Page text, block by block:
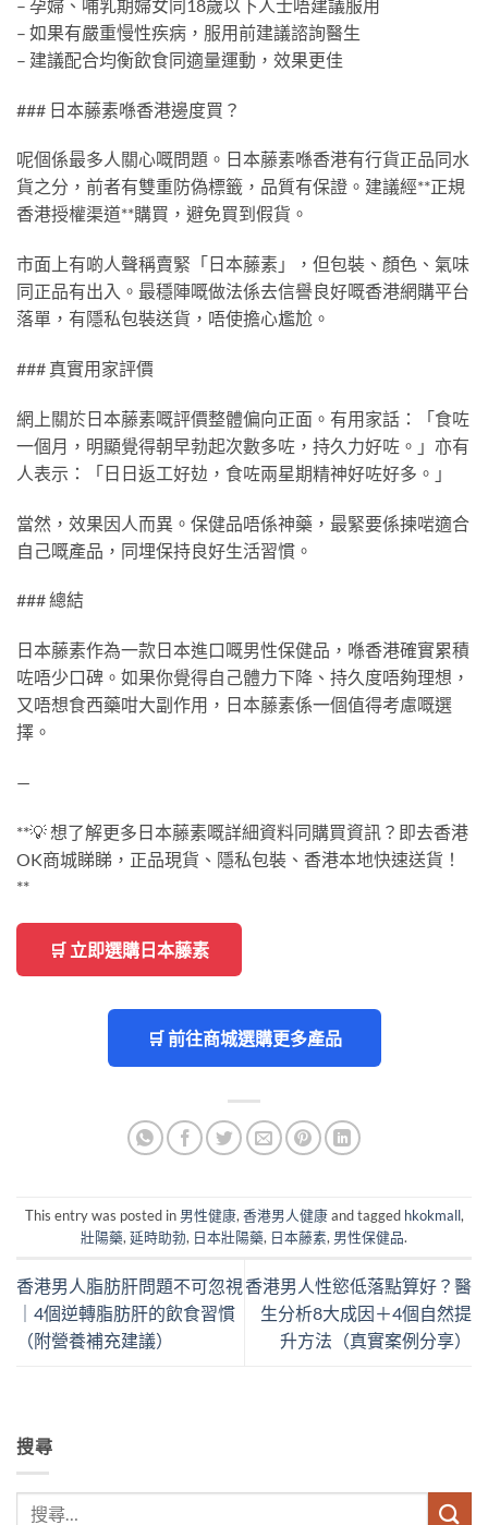
– 孕婦、哺乳期婦女同18歲以下人士唔建議服用
– 如果有嚴重慢性疾病，服用前建議諮詢醫生
– 建議配合均衡飲食同適量運動，效果更佳
### 日本藤素喺香港邊度買？
呢個係最多人關心嘅問題。日本藤素喺香港有行貨正品同水
貨之分，前者有雙重防偽標籤，品質有保證。建議經**正規
香港授權渠道**購買，避免買到假貨。
市面上有啲人聲稱賣緊「日本藤素」，但包裝、顏色、氣味
同正品有出入。最穩陣嘅做法係去信譽良好嘅香港網購平台
落單，有隱私包裝送貨，唔使擔心尷尬。
### 真實用家評價
網上關於日本藤素嘅評價整體偏向正面。有用家話：「食咗
一個月，明顯覺得朝早勃起次數多咗，持久力好咗。」亦有
人表示：「日日返工好攰，食咗兩星期精神好咗好多。」
當然，效果因人而異。保健品唔係神藥，最緊要係揀啱適合
自己嘅產品，同埋保持良好生活習慣。
### 總結
日本藤素作為一款日本進口嘅男性保健品，喺香港確實累積
咗唔少口碑。如果你覺得自己體力下降、持久度唔夠理想，
又唔想食西藥咁大副作用，日本藤素係一個值得考慮嘅選
擇。
—
**💡 想了解更多日本藤素嘅詳細資料同購買資訊？即去香港
OK商城睇睇，正品現貨、隱私包裝、香港本地快速送貨！
**
🛒 立即選購日本藤素
🛒 前往商城選購更多產品
This entry was posted in 男性健康, 香港男人健康and tagged hkokmall,
壯陽藥, 延時助勃, 日本壯陽藥, 日本藤素, 男性保健品.
香港男人脂肪肝問題不可忽視
｜4個逆轉脂肪肝的飲食習慣
（附營養補充建議）
香港男人性慾低落點算好？醫
生分析8大成因＋4個自然提
升方法（真實案例分享）
搜尋